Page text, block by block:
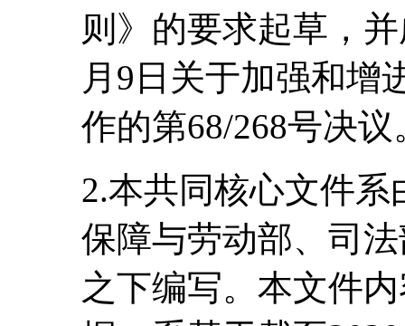
则》的要求起草，
月9日关于加强和增
作的第68/268号决议
2.本共同核心文件
保障与劳动部、司
之下编写。本文件